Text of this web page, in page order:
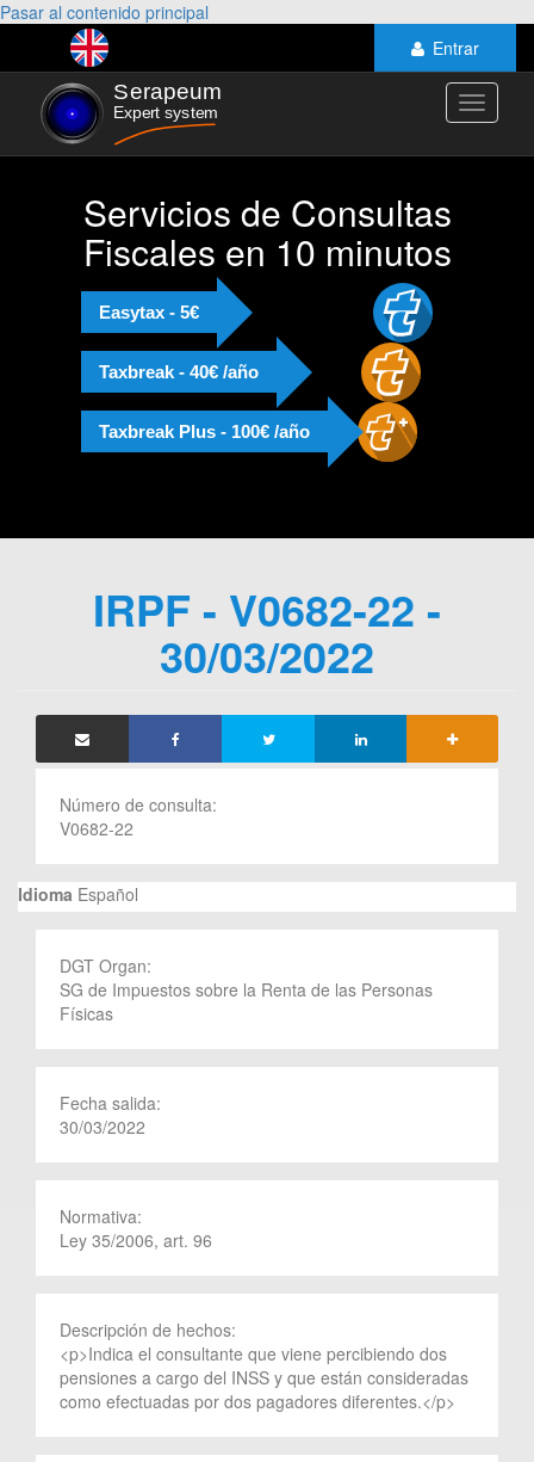
Pasar al contenido principal
Entrar
Toggle
Servicios de Consultas
Fiscales en 10 minutos
Easytax - 5€
Taxbreak - 40€ /año
Taxbreak Plus - 100€ /año
IRPF - V0682-22 -
30/03/2022
Número de consulta:
V0682-22
Idioma Español
DGT Organ:
SG de Impuestos sobre la Renta de las Personas
Físicas
Fecha salida:
30/03/2022
Normativa:
Ley 35/2006, art. 96
Descripción de hechos:
<p>Indica el consultante que viene percibiendo dos
pensiones a cargo del INSS y que están consideradas
como efectuadas por dos pagadores diferentes.</p>